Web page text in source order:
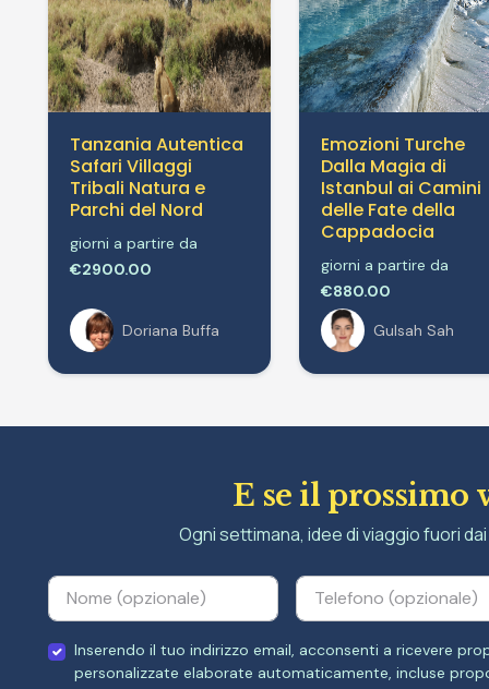
Tanzania Autentica
Safari Villaggi
Tribali Natura e
Parchi del Nord
giorni a partire da
€2900.00
Doriana Buffa
Emozioni Turche
Dalla Magia di
Istanbul ai Camini
delle Fate della
Cappadocia
giorni a partire da
€880.00
Gulsah Sah
E se il prossimo
Ogni settimana, idee di viaggio fuori
Inserendo il tuo indirizzo email, acconsenti a ricevere
personalizzate elaborate automaticamente, incluse